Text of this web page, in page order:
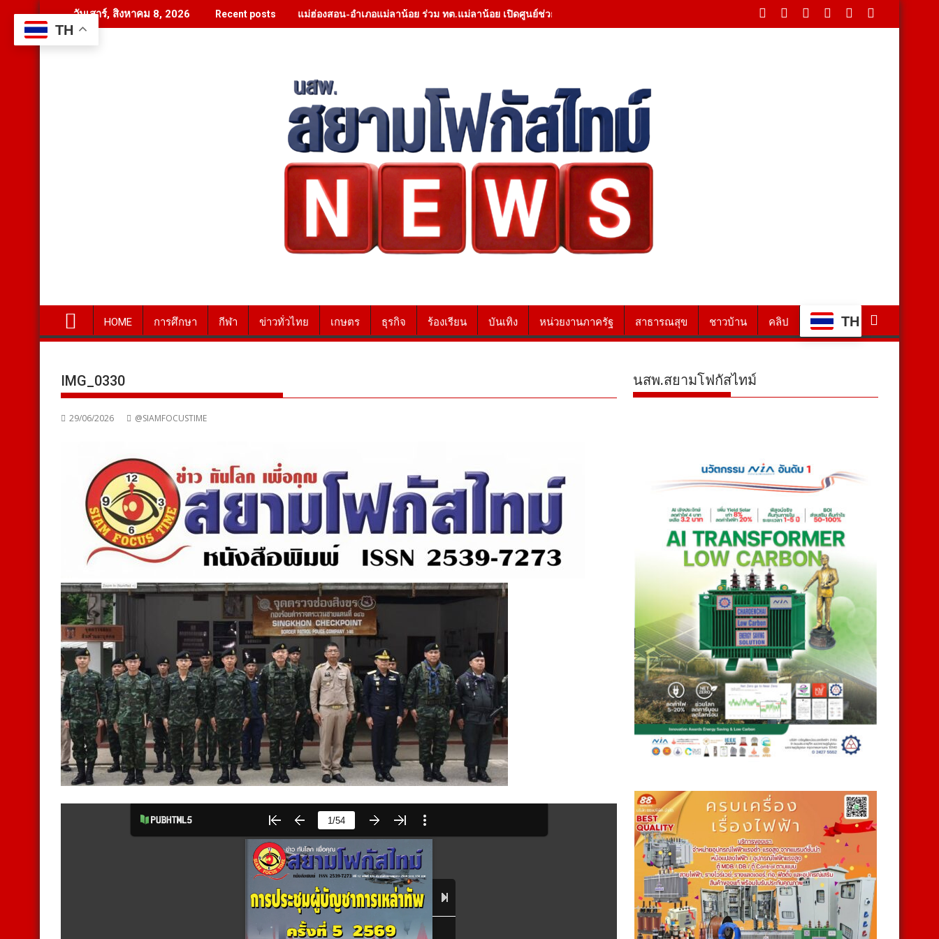
to
content
วันเสาร์, สิงหาคม 8, 2026 Recent posts แม่ฮ่องสอน-อำเภอแม่ลาน้อย ร่วม ทต.แม่ลาน้อย เปิดศูนย์ช่วยเหลือผู้สูญหายทางน้ำ อายุ 35 ปี บ้านวังคัน
HOME การศึกษา กีฬา ข่าวทั่วไทย เกษตร ธุรกิจ ร้องเรียน บันเทิง หน่วยงานภาครัฐ สาธารณสุข ชาวบ้าน คลิป TH
IMG_0330
29/06/2026 @SIAMFOCUSTIME
นสพ.สยามโฟกัสไทม์
TH